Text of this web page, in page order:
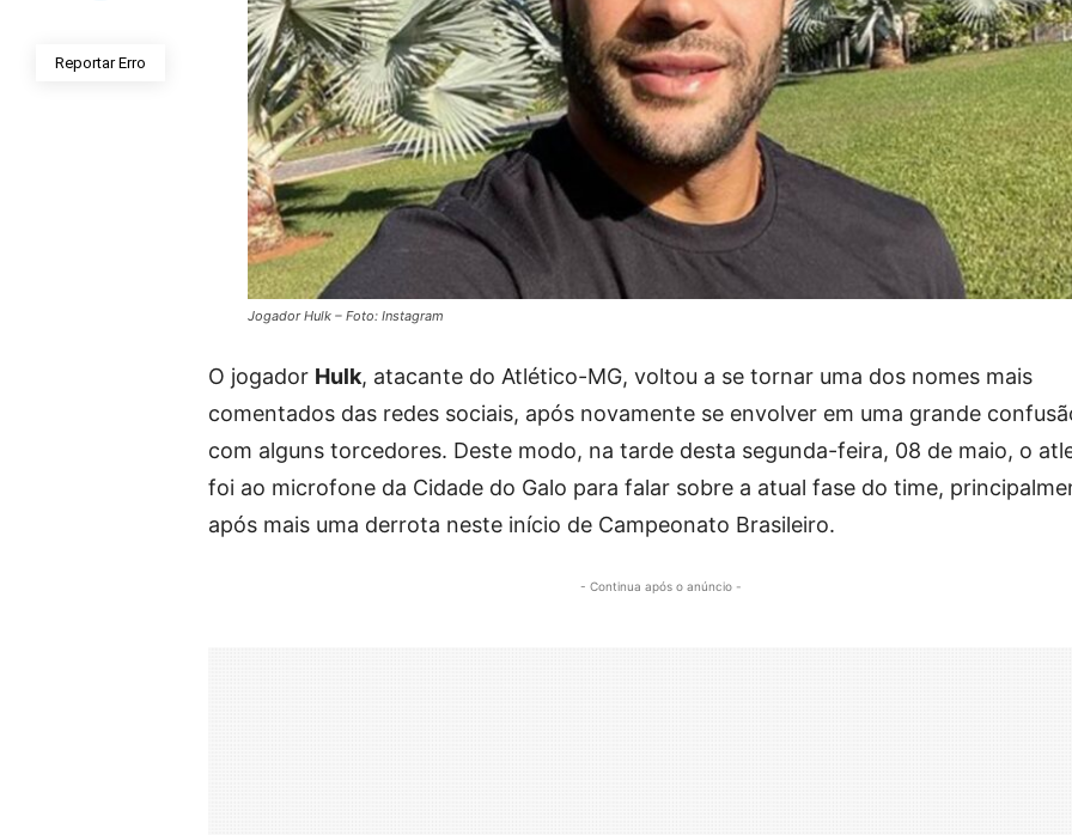
Reportar Erro
Jogador Hulk – Foto: Instagram
O jogador Hulk, atacante do Atlético-MG, voltou a se tornar uma dos nomes mais
comentados das redes sociais, após novamente se envolver em uma grande
com alguns torcedores. Deste modo, na tarde desta segunda-feira, 08 de maio, o
foi ao microfone da Cidade do Galo para falar sobre a atual fase do time,
após mais uma derrota neste início de Campeonato Brasileiro.
- Continua após o anúncio -